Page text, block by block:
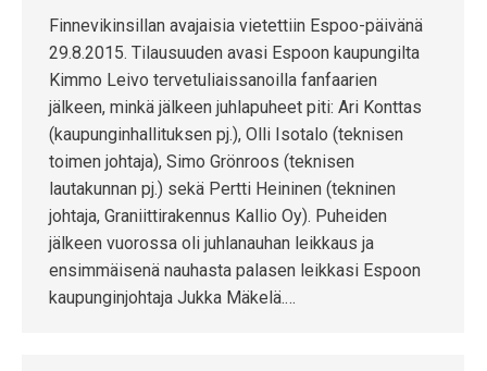
Finnevikinsillan avajaisia vietettiin Espoo-päivänä
29.8.2015. Tilausuuden avasi Espoon kaupungilta
Kimmo Leivo tervetuliaissanoilla fanfaarien
jälkeen, minkä jälkeen juhlapuheet piti: Ari Konttas
(kaupunginhallituksen pj.), Olli Isotalo (teknisen
toimen johtaja), Simo Grönroos (teknisen
lautakunnan pj.) sekä Pertti Heininen (tekninen
johtaja, Graniittirakennus Kallio Oy). Puheiden
jälkeen vuorossa oli juhlanauhan leikkaus ja
ensimmäisenä nauhasta palasen leikkasi Espoon
kaupunginjohtaja Jukka Mäkelä.…